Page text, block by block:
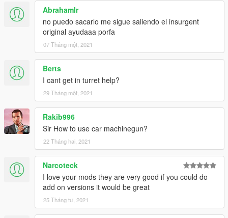
Abrahamlr
no puedo sacarlo me sigue saliendo el insurgent
original ayudaaa porfa
07 Tháng một, 2021
Berts
I cant get in turret help?
29 Tháng một, 2021
Rakib996
Sir How to use car machinegun?
22 Tháng hai, 2021
Narcoteck
I love your mods they are very good if you could do
add on versions it would be great
25 Tháng tư, 2021